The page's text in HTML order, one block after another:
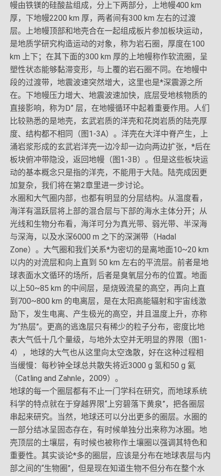
幔由铁镁的硅酸盐组成，分上下两部分，上地幔400 km
厚，下地幔2200 km 厚，两者间有300 km 左右的过渡
层。上地幔顶部和地壳合在一起组成板片参加板块运动，
是地质学研究构造运动的对象，称为岩石圈，厚度在100
km 上下；在其下面的300 km 厚的上地幔称作软流圈，呈
塑性状态能够黏滞变形，与上覆的岩石圈不同。在地幔中
段的过渡带，地震波速突然增大，这里也是*深震源之所
在。下地幔压力增大、地震波速加快，底层受地核物质的
直接影响，称为D” 层，在地幔循环中起着重要作用。人们
比较熟悉的是地壳，玄武岩质的洋壳和花岗岩质的陆壳厚
度、结构都不相同（图1-3A）。洋壳在大洋中脊产生，上
涌岩浆形成的玄武岩洋壳一边冷却一边向两边扩张，*后在
板块俯冲带隐没，返回地幔（图1-3B）。但是这些板块运
动的基本概念只是指的洋壳，不能用于大陆。陆壳成因更
加复杂，我们将在第2章里进一步讨论。
水圈和大气圈内部，也都有明显的分层结构。从温度看，
海洋有温跃层将上部的混合层与下部的海水主体分开；从
光线和生物分布看，海洋可分为真光带、弱光带、半深海
与深海，以及水深6000 m 之下的深渊带（Hadal
Zone）。大气圈和我们关系*为密切的是离地面10~20 km
以内的对流层和向上直到 50 km 左右的平流层。前者是地
球表面水文循环的场所，后者是臭氧层分布的位置。地面
以上50~85 km 的中间层，是烧毁流星的高空，再向上直
到700~800 km 的电离层，是在太阳高能辐射和宇宙线激
励下，发生电离、产生极光的高空，并且温度上升，亦称
为“热层”。更高的逃逸层只有稀少的粒子分布，密度比地
表大气低十几个量级，与地外太空并无明显的界限（图1-
4），地球的大气也从这里向太空逸散，好在这种过程相
当缓慢：每秒钟全球总共散失将近3000 g 氢和50 g 氦
（Catling and Zahnle，2009）。
地球的每一个圈层都有不止一门学科在研究，而地球系统
科学的特点就在于穿越界限“上穷碧落下黄泉”，把各圈层
串起来研究。当然，地球还可以分出更多的圈层。水圈的
一部分结冰呈固态存在，有时候单独分出来称为冰圈。地
壳顶层的土壤层，有时候也被称作土壤圈以强调其特色和
重要性。其实谈论*多的圈层，应该是分布在地球表层与内
部之间的“生物圈”，但是现在知道生物不但分布在整个水